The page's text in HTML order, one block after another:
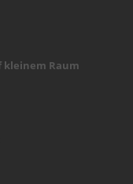
kleinem Raum